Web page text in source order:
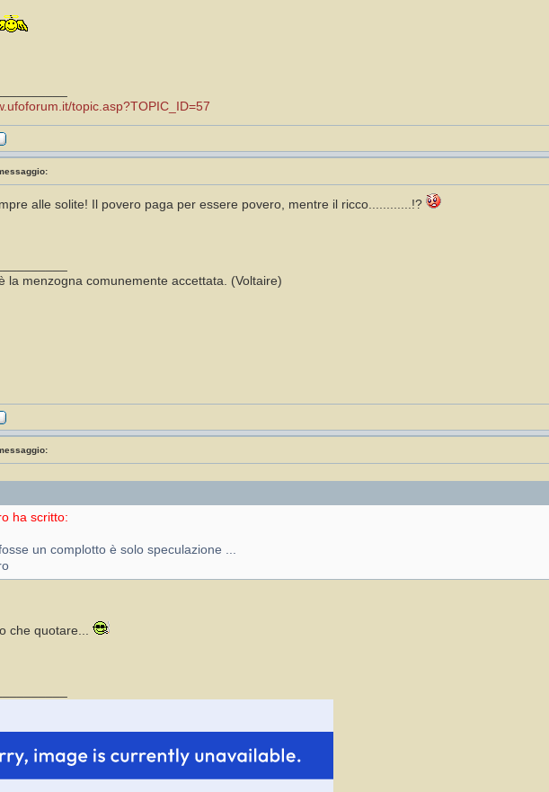
topic.asp?TOPIC_ID=57
alle solite! Il povero paga per essere povero, mentre il ricco............!?
la menzogna comunemente accettata. (Voltaire)
ha scritto:
un complotto è solo speculazione ...
che quotare...